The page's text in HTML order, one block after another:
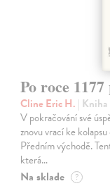
Po roce
Cline Eric H. | Kniha
V pokračování své
znovu vrací ke
Předním východě.
která…
Na sklade ?